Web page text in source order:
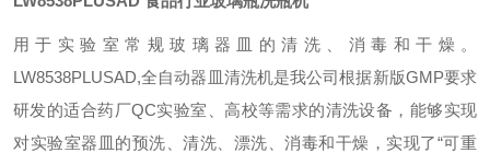
用于实验室常规玻璃器皿的清洗、消毒和干燥。
LW8538PLUSAD,全自动器皿清洗机是我公司根据新版GMP要求
研发的适合药厂QC实验室、高校等需求的清洗设备，能够实现
对实验室器皿的预洗、清洗、漂洗、消毒和干燥，实现了“可重